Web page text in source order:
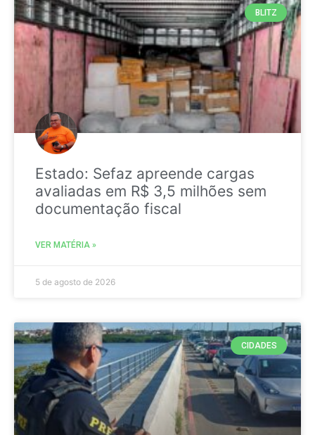
BLITZ
Estado: Sefaz apreende cargas
avaliadas em R$ 3,5 milhões sem
documentação fiscal
VER MATÉRIA »
5 de agosto de 2026
CIDADES